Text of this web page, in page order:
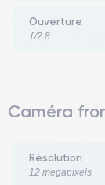
Ouverture
ƒ/2.8
Caméra
Résolution
12 megapixels